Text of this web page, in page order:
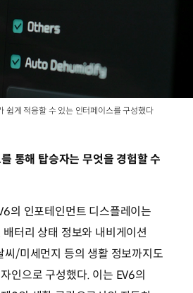
쉽게 적응할 수 있는 인터페이스를 구성했다
통해 탑승자는 무엇을 경험할 수
의 인포테인먼트 디스플레이는
터리 상태 정보와 내비게이션
씨/미세먼지 등의 생활 정보까지도
인으로 구성했다. 이는 EV6의